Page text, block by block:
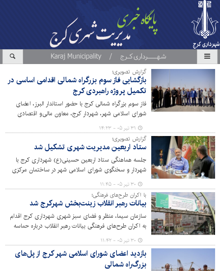
گزارش تصویری؛
بازگشایی فاز سوم بزرگراه شمالی اقدامی اساسی در
تکمیل پروژه راهبردی کرج
فاز سوم بزرگراه شمالی کرج با حضور استاندار البرز، اعضای
شورای اسلامی شهر، شهردار کرج، معاون مالی‌و اقتصادی
شهرداری کرج و جمعی از مسئولان استانی و شهری بازگشایی
شد؛ پروژه‌ای راهبردی که گامی مهم در تکمیل مسیر ارتباطی
شهر و تسهیل تردد در کلان‌شهر کرج به شمار می‌رود.
۳۱ تیر ۰۵ - ۱۴:۲۳
گزارش تصویری؛
ستاد اربعین مدیریت شهری تشکیل شد
جلسه هماهنگی ستاد اربعین حسینی(ع) شهرداری کرج با
شهردار و سخنگوی شورای اسلامی شهر در ساختمان مرکزی
شهرداری برگزار شد.
۳۰ تیر ۰۵ - ۱۱:۴۵
با اکران طرح‌های فرهنگی؛
بیانات رهبر انقلاب زینت‌بخش شهرکرج شد
سازمان سیما، منظر و فضای سبز شهری شهرداری کرج اقدام
به اکران طرح‌های فرهنگی بیانات رهبر انقلاب درباره‌ حماسه
عظیم بدرقه آقای شهید ایران و تبیین مسائل مهم کشور کرده
است.
۳۰ تیر ۰۵ - ۱۱:۴۲
بازدید اعضای شورای اسلامی شهر کرج از پل‌های
بزرگ‌راه شمالی